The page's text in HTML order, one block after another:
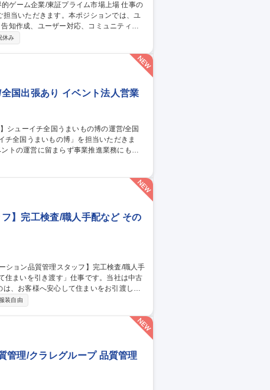
当いただきます。本ポジションでは、ユ
知作成、ユーザー対応、コミュニティ運
休み
国出張あり イベント法人営業
トの運営に留まらず事業推進業務にも携
】完工検査/職人手配など その
、お客様へ安心して住まいをお引渡しす
近隣へのご挨拶■キーボックスの回収など
管理が可能です。 募集職種 【年
など
服装自由
管理/クラレグループ 品質管理